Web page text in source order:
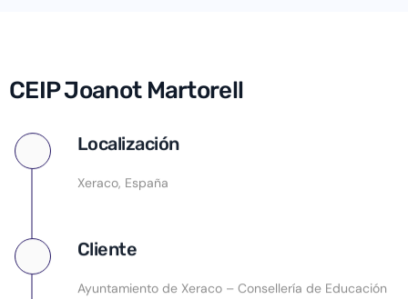
CEIP Joanot Martorell
Localización
Xeraco, España
Cliente
Ayuntamiento de Xeraco – Consellería de Educación